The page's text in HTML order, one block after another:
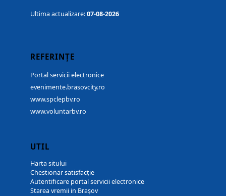
Ultima actualizare:07-08-2026
REFERINȚE
Portal servicii electronice
evenimente.brasovcity.ro
www.spclepbv.ro
www.voluntarbv.ro
UTIL
Harta sitului
Chestionar satisfacție
Autentificare portal servicii electronice
Starea vremii in Brașov